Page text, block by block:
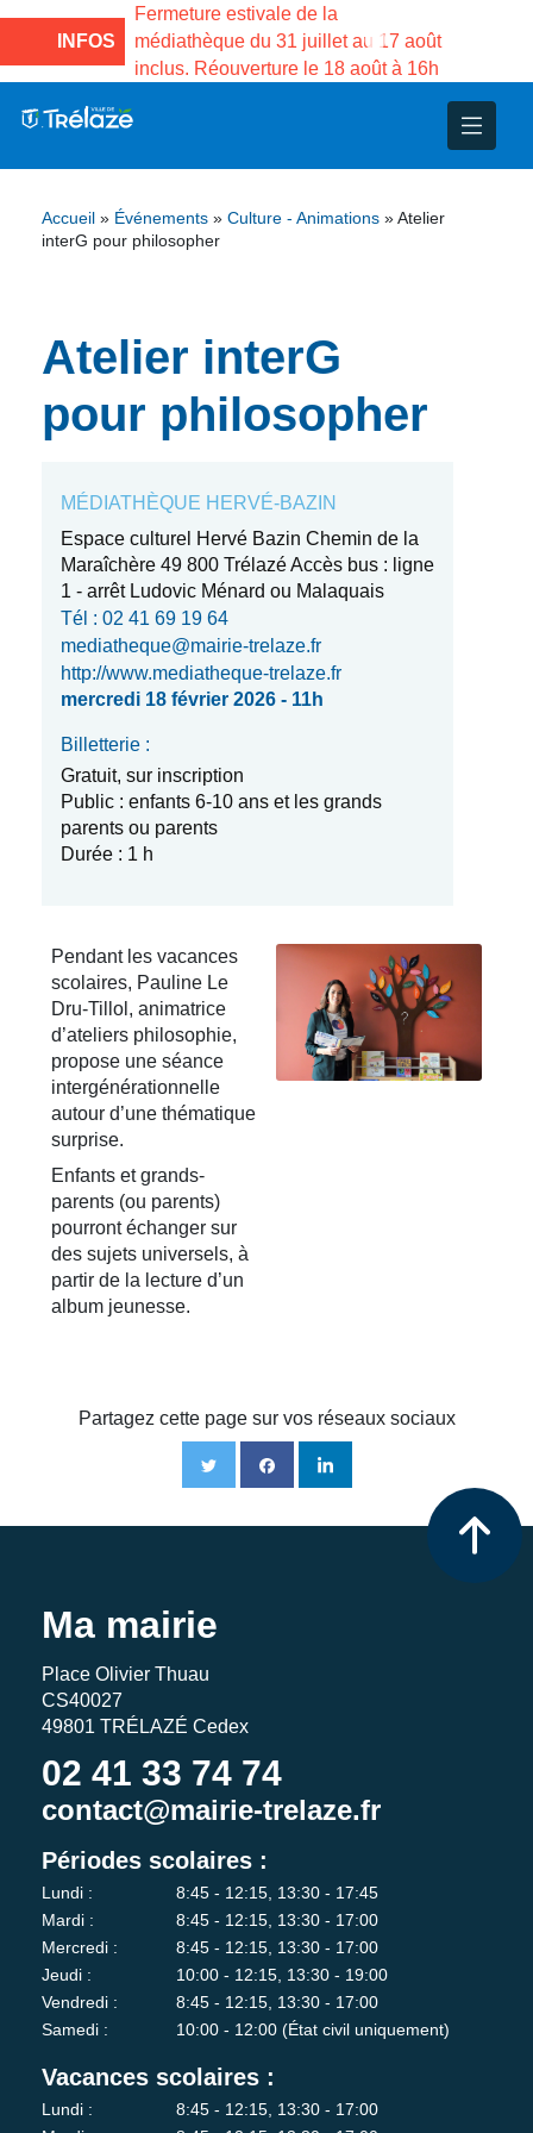
INFOS
la Maison des
de Gama du
Fermeture estivale de la
médiathèque du 31 juillet au 17 août
inclus. Réouverture le 18 août à 16h
et d’animations
Projets
– Jumelage
Accueil » Événements » Culture - Animations » Atelier
interG pour philosopher
Atelier interG
pour philosopher
MÉDIATHÈQUE HERVÉ-BAZIN
Espace culturel Hervé Bazin Chemin de la
Maraîchère 49 800 Trélazé Accès bus : ligne
1 - arrêt Ludovic Ménard ou Malaquais
Tél : 02 41 69 19 64
mediatheque@mairie-trelaze.fr
http://www.mediatheque-trelaze.fr
mercredi 18 février 2026 - 11h
Billetterie :
Gratuit, sur inscription
Public : enfants 6-10 ans et les grands
parents ou parents
Durée : 1 h
Pendant les vacances
scolaires, Pauline Le
Dru-Tillol, animatrice
d’ateliers philosophie,
propose une séance
intergénérationnelle
autour d’une thématique
surprise.
Enfants et grands-
parents (ou parents)
pourront échanger sur
des sujets universels, à
partir de la lecture d’un
album jeunesse.
Partagez cette page sur vos réseaux sociaux
Ma mairie
Place Olivier Thuau
CS40027
49801 TRÉLAZÉ Cedex
02 41 33 74 74
contact@mairie-trelaze.fr
Périodes scolaires :
Lundi :
8:45 - 12:15, 13:30 - 17:45
Mardi :
8:45 - 12:15, 13:30 - 17:00
Mercredi :
8:45 - 12:15, 13:30 - 17:00
Jeudi :
10:00 - 12:15, 13:30 - 19:00
Vendredi :
8:45 - 12:15, 13:30 - 17:00
Samedi :
10:00 - 12:00 (État civil uniquement)
Vacances scolaires :
Lundi :
8:45 - 12:15, 13:30 - 17:00